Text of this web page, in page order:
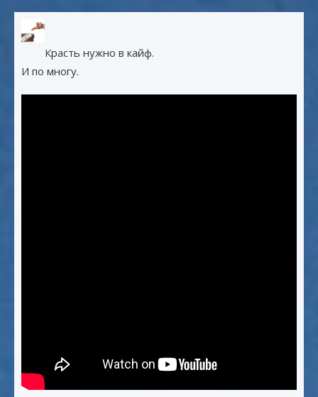
Красть нужно в кайф.
И по многу.